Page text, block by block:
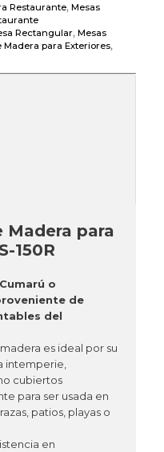
Restaurante, Mesas
Rectangular, Mesas
Madera para Exteriores,
Madera para
150R
o
de
del
es ideal por su
intemperie,
cubiertos
para ser usada en
patios, playas o
en